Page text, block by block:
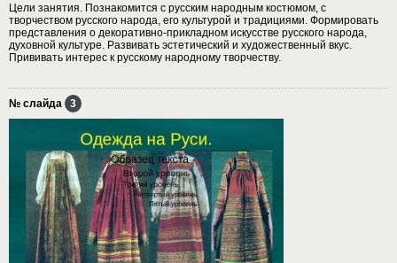
Цели занятия. Познакомится с русским народным костюмом, с
творчеством русского народа, его культурой и традициями. Формировать
представления о декоративно-прикладном искусстве русского народа,
духовной культуре. Развивать эстетический и художественный вкус.
Прививать интерес к русскому народному творчеству.
№ слайда 3